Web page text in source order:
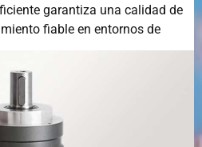
garantiza una calidad de
fiable en entornos de